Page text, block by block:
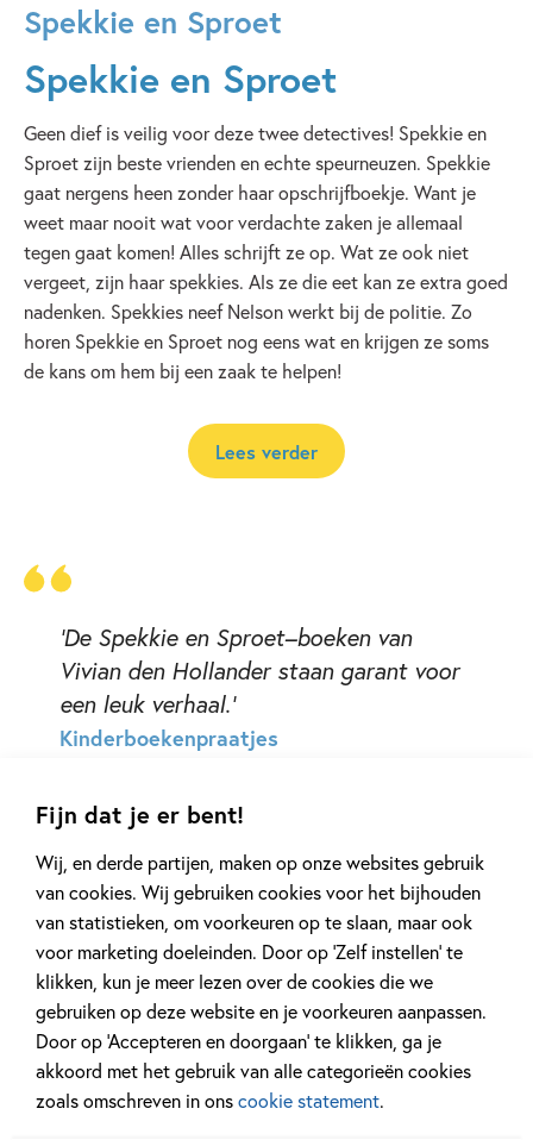
Fijn dat je er bent!
Wij, en derde partijen, maken op onze websites gebruik
van cookies. Wij gebruiken cookies voor het bijhouden
van statistieken, om voorkeuren op te slaan, maar ook
voor marketing doeleinden. Door op ‘Zelf instellen’ te
klikken, kun je meer lezen over de cookies die we
gebruiken op deze website en je voorkeuren aanpassen.
Door op ‘Accepteren en doorgaan’ te klikken, ga je
akkoord met het gebruik van alle categorieën cookies
zoals omschreven in onscookie statement.
Spekkie en Sproet
Spekkie en Sproet
Geen dief is veilig voor deze twee detectives! Spekkie en
Sproet zijn beste vrienden en echte speurneuzen. Spekkie
gaat nergens heen zonder haar opschrijfboekje. Want je
weet maar nooit wat voor verdachte zaken je allemaal
tegen gaat komen! Alles schrijft ze op. Wat ze ook niet
vergeet, zijn haar spekkies. Als ze die eet kan ze extra goed
nadenken. Spekkies neef Nelson werkt bij de politie. Zo
horen Spekkie en Sproet nog eens wat en krijgen ze soms
de kans om hem bij een zaak te helpen!
Lees verder
'De Spekkie en Sproet–boeken van
Vivian den Hollander staan garant voor
een leuk verhaal.'
Kinderboekenpraatjes
Andere boeken uit de serie 'Spekkie
en Sproet'